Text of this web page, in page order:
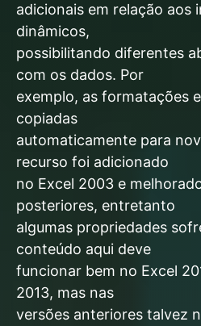
adicionais em relação aos
dinâmicos,
possibilitando diferentes
com os dados. Por
exemplo, as formatações
copiadas
automaticamente para
recurso foi adicionado
no Excel 2003 e
posteriores, entretanto
algumas propriedades
conteúdo aqui deve
funcionar bem no Excel
2013, mas nas
versões anteriores talvez